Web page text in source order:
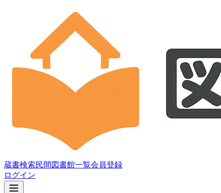
蔵書検索民間図書館一覧会員登録
ログイン